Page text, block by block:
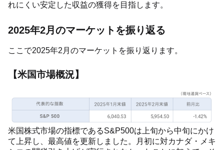
れにくい安定した収益の獲得を目指します。
2025年2月のマーケットを振り返る
ここで2025年2月のマーケットを振り返ります。
【米国市場概況】
米国株式市場の指標であるS&P500は上旬から中旬にかけ
て上昇し、最高値を更新しました。月初に対カナダ・メキ